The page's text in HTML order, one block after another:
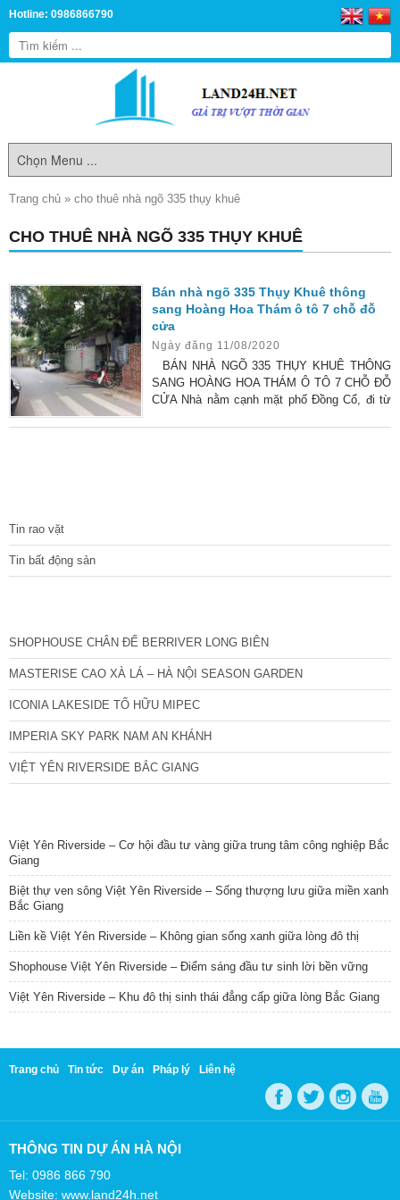
Hotline: 0986866790
Trang chủ » cho thuê nhà ngõ 335 thụy khuê
CHO THUÊ NHÀ NGÕ 335 THỤY KHUÊ
Bán nhà ngõ 335 Thụy Khuê thông
sang Hoàng Hoa Thám ô tô 7 chỗ đỗ
cửa
Ngày đăng 11/08/2020
BÁN NHÀ NGÕ 335 THỤY KHUÊ THÔNG
SANG HOÀNG HOA THÁM Ô TÔ 7 CHỖ ĐỖ
CỬA Nhà nằm cạnh mặt phố Đồng Cổ, đi từ
Tin rao vặt
Tin bất động sản
SHOPHOUSE CHÂN ĐẾ BERRIVER LONG BIÊN
MASTERISE CAO XÀ LÁ – HÀ NỘI SEASON GARDEN
ICONIA LAKESIDE TỐ HỮU MIPEC
IMPERIA SKY PARK NAM AN KHÁNH
VIỆT YÊN RIVERSIDE BẮC GIANG
Việt Yên Riverside – Cơ hội đầu tư vàng giữa trung tâm công nghiệp Bắc
Giang
Biệt thự ven sông Việt Yên Riverside – Sống thượng lưu giữa miền xanh
Bắc Giang
Liền kề Việt Yên Riverside – Không gian sống xanh giữa lòng đô thị
Shophouse Việt Yên Riverside – Điểm sáng đầu tư sinh lời bền vững
Việt Yên Riverside – Khu đô thị sinh thái đẳng cấp giữa lòng Bắc Giang
Trang chủ Tin tức Dự án Pháp lý Liên hệ
THÔNG TIN DỰ ÁN HÀ NỘI
Tel: 0986 866 790
Website: www.land24h.net